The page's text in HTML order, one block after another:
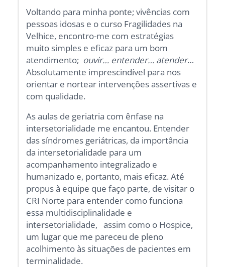
Voltando para minha ponte; vivências com
pessoas idosas e o curso Fragilidades na
Velhice, encontro-me com estratégias
muito simples e eficaz para um bom
atendimento; ouvir… entender… atender…
Absolutamente imprescindível para nos
orientar e nortear intervenções assertivas e
com qualidade.
As aulas de geriatria com ênfase na
intersetorialidade me encantou. Entender
das síndromes geriátricas, da importância
da intersetorialidade para um
acompanhamento integralizado e
humanizado e, portanto, mais eficaz. Até
propus à equipe que faço parte, de visitar o
CRI Norte para entender como funciona
essa multidisciplinalidade e
intersetorialidade, assim como o Hospice,
um lugar que me pareceu de pleno
acolhimento às situações de pacientes em
terminalidade.